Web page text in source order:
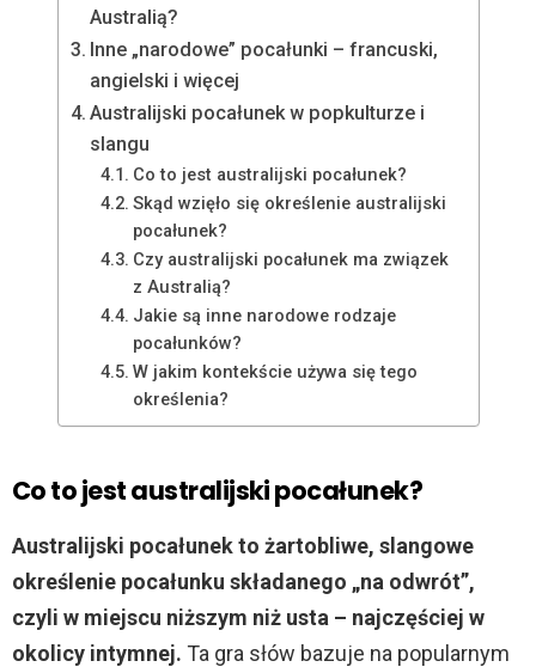
Australią?
Inne „narodowe” pocałunki – francuski,
angielski i więcej
Australijski pocałunek w popkulturze i
slangu
Co to jest australijski pocałunek?
Skąd wzięło się określenie australijski
pocałunek?
Czy australijski pocałunek ma związek
z Australią?
Jakie są inne narodowe rodzaje
pocałunków?
W jakim kontekście używa się tego
określenia?
Co to jest australijski pocałunek?
Australijski pocałunek to żartobliwe, slangowe
określenie pocałunku składanego „na odwrót”,
czyli w miejscu niższym niż usta – najczęściej w
okolicy intymnej. Ta gra słów bazuje na popularnym